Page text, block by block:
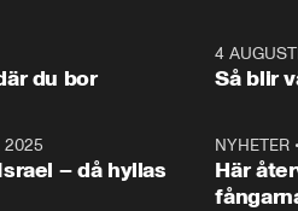
och Makten.
1:06
du bor
4
Så blir
2025
– då hyllas
NYHETER
Här